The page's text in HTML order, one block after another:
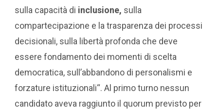
sulla capacità di inclusione, sulla
compartecipazione e la trasparenza dei processi
decisionali, sulla libertà profonda che deve
essere fondamento dei momenti di scelta
democratica, sull’abbandono di personalismi e
forzature istituzionali“. Al primo turno nessun
candidato aveva raggiunto il quorum previsto per